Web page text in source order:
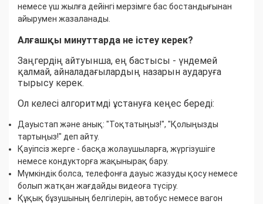
немесе үш жылға дейінгі мерзімге бас бостандығынан
айырумен жазаланады.
Алғашқы минуттарда не істеу керек?
Заңгердің айтуынша, ең бастысы - үндемей
қалмай, айналадағылардың назарын аударуға
тырысу керек.
Ол келесі алгоритмді ұстануға кеңес береді:
Дауыстап және анық: "Тоқтатыңыз!", "Қолыңызды
тартыңыз!" деп айту.
Қауіпсіз жерге - басқа жолаушыларға, жүргізушіге
немесе кондукторға жақынырақ бару.
Мүмкіндік болса, телефонға дауыс жазуды қосу немесе
болып жатқан жағдайды видеоға түсіру.
Құқық бұзушының белгілерін, автобус немесе вагон